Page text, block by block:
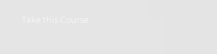
Take this Course